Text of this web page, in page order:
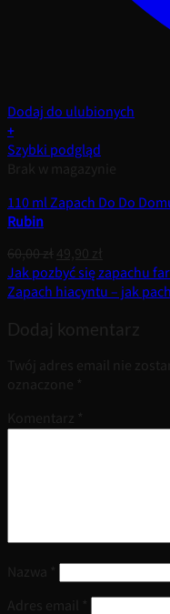
Dodaj do ulubionych
+
Szybki podgląd
Brak w magazynie
110 ml Zapach Do Do
Rubin
60,00zł Pierwotna
cena
wynosiła:
49,90zł
cena
wynosi:
Jak pozbyć się zapachu
Zapach hiacyntu – jak
Dodaj komentarz
Twój adres email nie
oznaczone
Komentarz
Nazwa
Adres email